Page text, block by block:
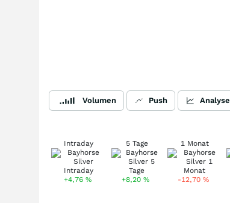
Volumen Push Analyse
Intraday
+4,76 %
5 Tage
+8,20%
1 Monat
-12,70%